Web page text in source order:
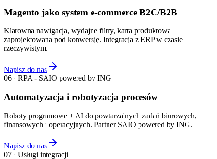
Magento jako system e-commerce B2C/B2B
Klarowna nawigacja, wydajne filtry, karta produktowa
zaprojektowana pod konwersję. Integracja z ERP w czasie
rzeczywistym.
Napisz do nas
06 · RPA - SAIO powered by ING
Automatyzacja i robotyzacja procesów
Roboty programowe + AI do powtarzalnych zadań biurowych,
finansowych i operacyjnych. Partner SAIO powered by ING.
Napisz do nas
07 · Usługi integracji